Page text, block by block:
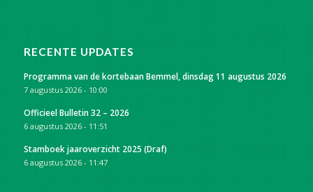
RECENTE UPDATES
Programma van de kortebaan Bemmel, dinsdag 11 augustus 2026
7 augustus 2026 - 10:00
Officieel Bulletin 32 – 2026
6 augustus 2026 - 11:51
Stamboek jaaroverzicht 2025 (Draf)
6 augustus 2026 - 11:47